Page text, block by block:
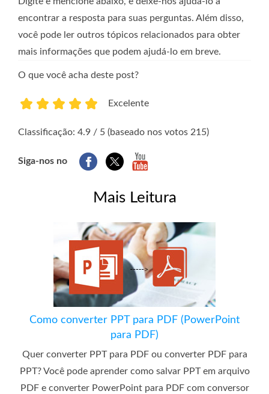
encontrar a resposta para suas perguntas. Além disso,
você pode ler outros tópicos relacionados para obter
mais informações que podem ajudá-lo em breve.
O que você acha deste post?
Excelente
Classificação: 4.9 / 5 (baseado nos votos 215)
Siga-nos no
Mais Leitura
Como converter PPT para PDF (PowerPoint
para PDF)
Quer converter PPT para PDF ou converter PDF para
PPT? Você pode aprender como salvar PPT em arquivo
PDF e converter PowerPoint para PDF com conversor